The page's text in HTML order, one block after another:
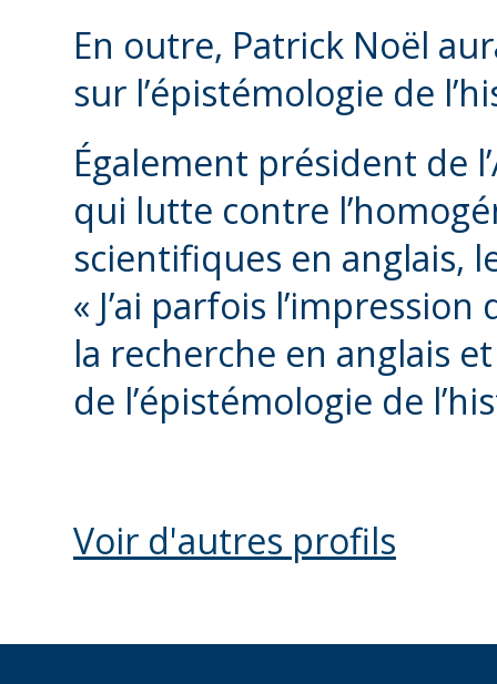
En outre, Patrick Noël
sur l’épistémologie de
Également président de
qui lutte contre
scientifiques en anglais,
« J’ai parfois
la recherche en anglais
de l’épistémologie de
Voir d'autres profils